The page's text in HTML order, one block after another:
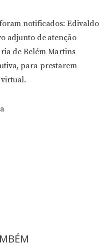
notificados: Edivaldo
adjunto de atenção
de Belém Martins
para prestarem